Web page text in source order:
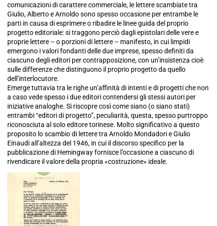
comunicazioni di carattere commerciale, le lettere scambiate tra
Giulio, Alberto e Arnoldo sono spesso occasione per entrambe le
parti in causa di esprimere o ribadire le linee guida del proprio
progetto editoriale: si traggono perciò dagli epistolari delle vere e
proprie lettere – o porzioni di lettere – manifesto, in cui limpidi
emergono i valori fondanti delle due imprese, spesso definiti da
ciascuno degli editori per contrapposizione, con un’insistenza cioè
sulle differenze che distinguono il proprio progetto da quello
dell’interlocutore.
Emerge tuttavia tra le righe un’affinità di intenti e di progetti che non
a caso vede spesso i due editori contendersi gli stessi autori per
iniziative analoghe. Si riscopre così come siano (o siano stati)
entrambi “editori di progetto”, peculiarità, questa, spesso purtroppo
riconosciuta al solo editore torinese. Molto significativo a questo
proposito lo scambio di lettere tra Arnoldo Mondadori e Giulio
Einaudi all’altezza del 1946, in cui il discorso specifico per la
pubblicazione di Hemingway fornisce l’occasione a ciascuno di
rivendicare il valore della propria «costruzione» ideale.